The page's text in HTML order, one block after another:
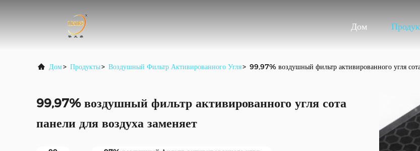
Дом
Дом> Продукты> Воздушный Фильтр Активированного Угля> 99,97% воздушный фильтр активированного угля
99,97% воздушный фильтр активированного угля сота
панели для воздуха заменяет